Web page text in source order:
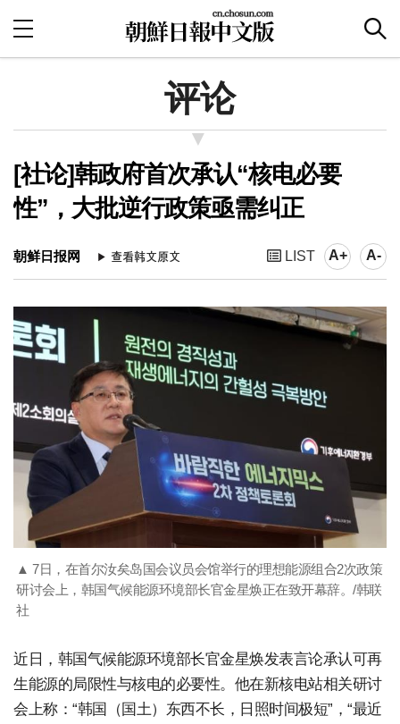
评论
[社论]韩政府首次承认“核电必要
性”，大批逆行政策亟需纠正
朝鲜日报网 LIST A+ A-
▲ 7日，在首尔汝矣岛国会议员会馆举行的理想能源组合2次政策
研讨会上，韩国气候能源环境部长官金星焕正在致开幕辞。/韩联
社
近日，韩国气候能源环境部长官金星焕发表言论承认可再
生能源的局限性与核电的必要性。他在新核电站相关研讨
会上称：“韩国（国土）东西不长，日照时间极短”，“最近